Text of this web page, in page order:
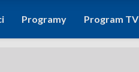
Programy Program TV